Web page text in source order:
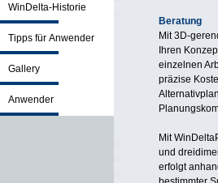
WinDelta-Historie
Tipps für Anwender
Gallery
Anwender
Beratung
Mit 3D-
Ihren
einzelnen
präzise
Mit
und
erfolgt